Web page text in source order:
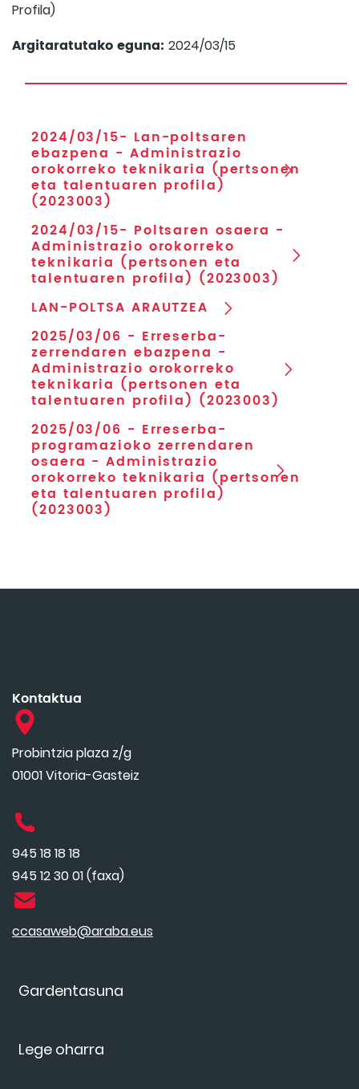
Profila)
Argitaratutako eguna: 2024/03/15
2024/03/15- Lan-poltsaren
ebazpena - Administrazio
orokorreko teknikaria (pertsonen
eta talentuaren profila)
(2023003)
2024/03/15- Poltsaren osaera -
Administrazio orokorreko
teknikaria (pertsonen eta
talentuaren profila) (2023003)
LAN-POLTSA ARAUTZEA
2025/03/06 - Erreserba-
zerrendaren ebazpena -
Administrazio orokorreko
teknikaria (pertsonen eta
talentuaren profila) (2023003)
2025/03/06 - Erreserba-
programazioko zerrendaren
osaera - Administrazio
orokorreko teknikaria (pertsonen
eta talentuaren profila)
(2023003)
Gardentasuna
Lege oharra
Kontaktua
Probintzia plaza z/g
01001 Vitoria-Gasteiz
945 18 18 18
945 12 30 01 (faxa)
ccasaweb@araba.eus